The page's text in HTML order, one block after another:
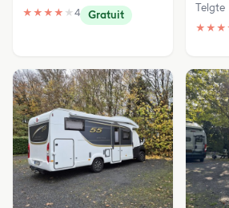
★ ★ ★ ★ ★ 4 Gratuit
Telgte
★ ★ ★